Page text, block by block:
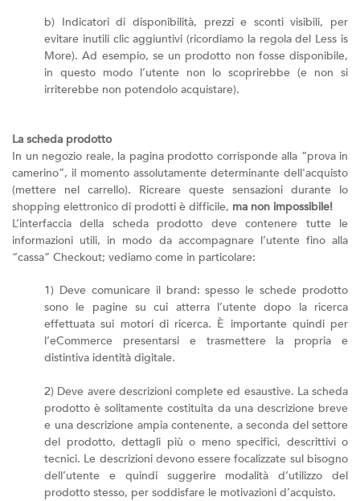
b) Indicatori di disponibilità, prezzi e sconti visibili, per
evitare inutili clic aggiuntivi (ricordiamo la regola del Less is
More). Ad esempio, se un prodotto non fosse disponibile,
in questo modo l’utente non lo scoprirebbe (e non si
irriterebbe non potendolo acquistare).
La scheda prodotto
In un negozio reale, la pagina prodotto corrisponde alla “prova in
camerino”, il momento assolutamente determinante dell'acquisto
(mettere nel carrello). Ricreare queste sensazioni durante lo
shopping elettronico di prodotti è difficile, ma non impossibile!
L’interfaccia della scheda prodotto deve contenere tutte le
informazioni utili, in modo da accompagnare l’utente fino alla
“cassa” Checkout; vediamo come in particolare:
1) Deve comunicare il brand: spesso le schede prodotto
sono le pagine su cui atterra l’utente dopo la ricerca
effettuata sui motori di ricerca. È importante quindi per
l’eCommerce presentarsi e trasmettere la propria e
distintiva identità digitale.
2) Deve avere descrizioni complete ed esaustive. La scheda
prodotto è solitamente costituita da una descrizione breve
e una descrizione ampia contenente, a seconda del settore
del prodotto, dettagli più o meno specifici, descrittivi o
tecnici. Le descrizioni devono essere focalizzate sul bisogno
dell’utente e quindi suggerire modalità d’utilizzo del
prodotto stesso, per soddisfare le motivazioni d’acquisto.